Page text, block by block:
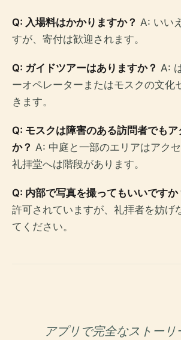
Q: 入場料はかかりますか？ A: いい
すが、寄付は歓迎されます。
Q: ガイドツアーはありますか？ A:
ーオペレーターまたはモスクの文化
きます。
Q: モスクは障害のある訪問者でも
か？ A: 中庭と一部のエリアはアクセ
礼拝堂へは階段があります。
Q: 内部で写真を撮ってもいいですか
許可されていますが、礼拝者を妨げ
てください。
アプリで完全なストーリ